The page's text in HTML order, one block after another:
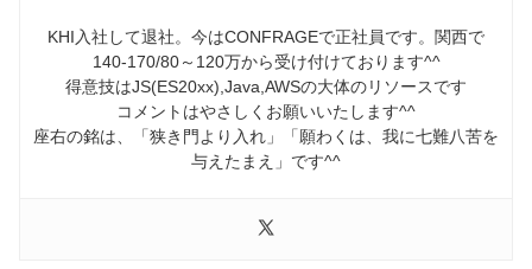
KHI入社して退社。今はCONFRAGEで正社員です。関西で
140-170/80～120万から受け付けております^^
得意技はJS(ES20xx),Java,AWSの大体のリソースです
コメントはやさしくお願いいたします^^
座右の銘は、「狭き門より入れ」「願わくは、我に七難八苦を
与えたまえ」です^^